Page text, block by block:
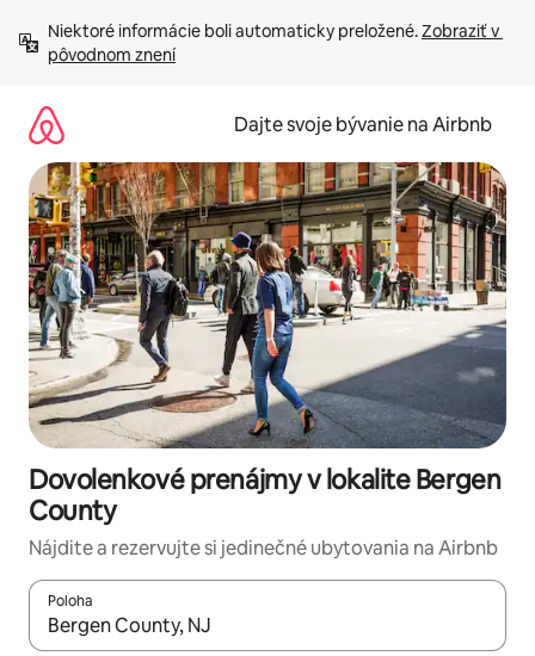
obsah.
Niektoré informácie boli automaticky preložené. Zobraziť v
pôvodnom znení
Dajte svoje bývanie na Airbnb
Dovolenkové prenájmy v lokalite Bergen
County
Nájdite a rezervujte si jedinečné ubytovania na Airbnb
Poloha
Keď budú výsledky k dispozícii, môžete si ich prechádzať